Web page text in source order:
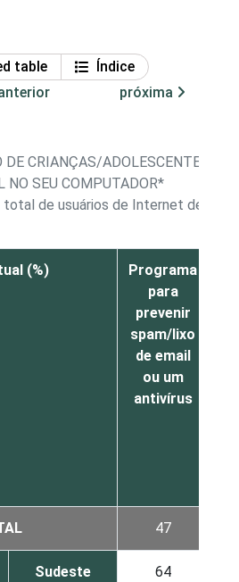
table
Índice
próxima
CRIANÇAS/ADOLESCENTES,
NO SEU COMPUTADOR*
de usuários de Internet de 9 a
(%)
Programa
para
prevenir
spam/lixo
de email
ou um
antivírus
47
Sudeste 64